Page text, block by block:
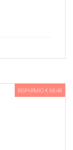
RISPARMIO € 68,48